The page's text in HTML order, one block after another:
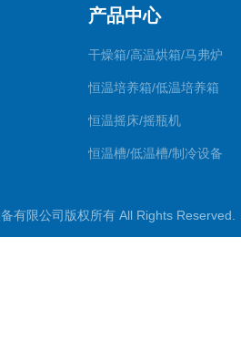
产品中心
干燥箱/高温烘箱/马弗炉
恒温培养箱/低温培养箱
恒温摇床/摇瓶机
恒温槽/低温槽/制冷设备
超声波仪器
备有限公司版权所有 All Rights